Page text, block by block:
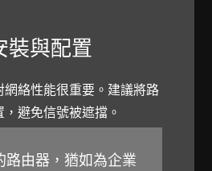
裝與配置
網絡性能很重要。建議將路
避免信號被遮擋。
路由器，猶如為企業